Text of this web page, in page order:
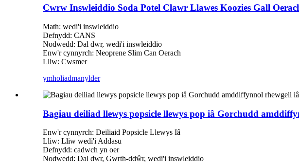
Cwrw Inswleiddio Soda Potel Clawr Llawes Koozies Gall
Math: wedi'i inswleiddio
Defnydd: CANS
Nodwedd: Dal dwr, wedi'i inswleiddio
Enw'r cynnyrch: Neoprene Slim Can Oerach
Lliw: Cwsmer
ymholiadmanylder
Bagiau deiliad llewys popsicle llewys pop iâ Gorchudd
Enw'r cynnyrch: Deiliaid Popsicle Llewys Iâ
Lliw: Lliw wedi'i Addasu
Defnydd: cadwch yn oer
Nodwedd: Dal dwr, Gwrth-ddŵr, wedi'i inswleiddio